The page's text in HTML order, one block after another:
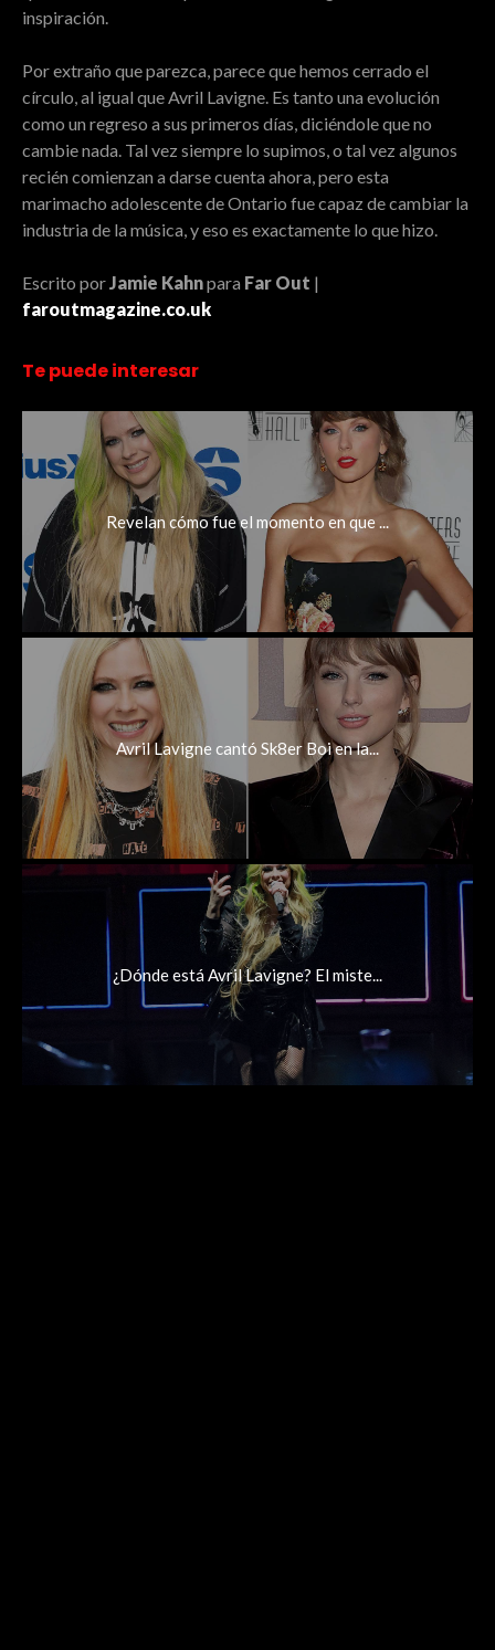
inspiración.
Por extraño que parezca, parece que hemos cerrado el
círculo, al igual que Avril Lavigne. Es tanto una evolución
como un regreso a sus primeros días, diciéndole que no
cambie nada. Tal vez siempre lo supimos, o tal vez algunos
recién comienzan a darse cuenta ahora, pero esta
marimacho adolescente de Ontario fue capaz de cambiar la
industria de la música, y eso es exactamente lo que hizo.
Escrito porJamie Kahnpara Far Out |
faroutmagazine.co.uk
Te puede interesar
Revelan cómo fue el momento en que ...
Avril Lavigne cantó Sk8er Boi en la...
¿Dónde está Avril Lavigne? El miste...